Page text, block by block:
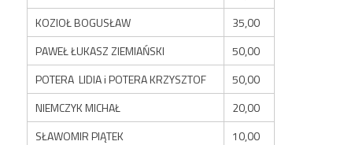
KOZIOŁ BOGUSŁAW
35,00
PAWEŁ ŁUKASZ ZIEMIAŃSKI
50,00
POTERA LIDIA i POTERA KRZYSZTOF
50,00
NIEMCZYK MICHAŁ
20,00
SŁAWOMIR PIĄTEK
10,00